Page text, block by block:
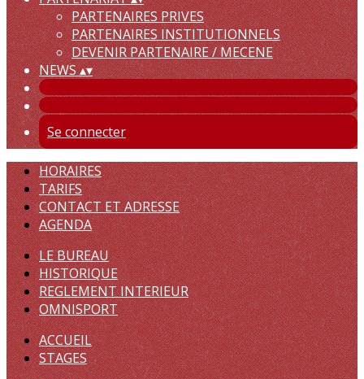
PARTENAIRES PRIVES
PARTENAIRES INSTITUTIONNELS
DEVENIR PARTENAIRE / MECENE
NEWS▴▾
Se connecter
HORAIRES
TARIFS
CONTACT ET ADRESSE
AGENDA
LE BUREAU
HISTORIQUE
REGLEMENT INTERIEUR
OMNISPORT
ACCUEIL
STAGES